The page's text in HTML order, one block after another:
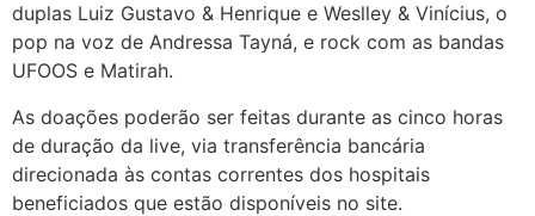
duplas Luiz Gustavo & Henrique e Weslley & Vinícius, o
pop na voz de Andressa Tayná, e rock com as bandas
UFOOS e Matirah.
As doações poderão ser feitas durante as cinco horas
de duração da live, via transferência bancária
direcionada às contas correntes dos hospitais
beneficiados que estão disponíveis no site.